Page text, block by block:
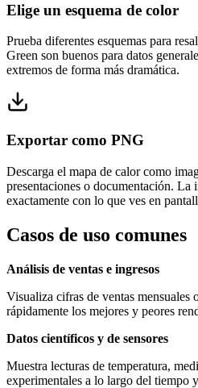
Elige un esquema de color
Prueba diferentes esquemas para
Green son buenos para datos
extremos de forma más dramática.
Exportar como PNG
Descarga el mapa de calor como
presentaciones o documentación. La
exactamente con lo que ves en
Casos de uso comunes
Análisis de ventas e ingresos
Visualiza cifras de ventas mensuales
rápidamente los mejores y peores
Datos científicos y de sensores
Muestra lecturas de temperatura,
experimentales a lo largo del tiempo